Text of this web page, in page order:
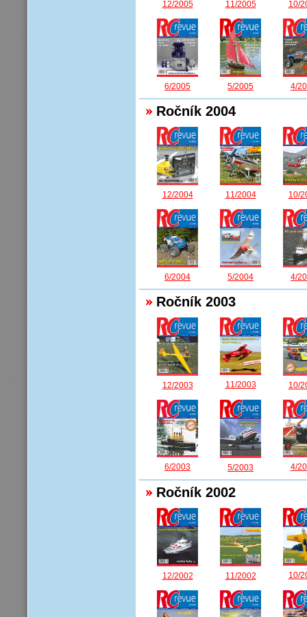
12/2005 11/2005 10/
6/2005 5/2005 4/
Ročník 2004
12/2004 11/2004 10/
6/2004 5/2004 4/
Ročník 2003
12/2003 11/2003 10/
6/2003 5/2003 4/
Ročník 2002
12/2002 11/2002 10/